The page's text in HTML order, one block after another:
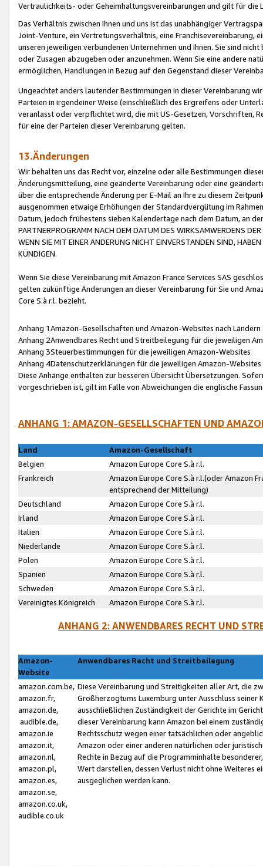
Vertraulichkeits- oder Geheimhaltungsvereinbarungen und gilt für die
Das Verhältnis zwischen Ihnen und uns ist das unabhängiger
Joint-Venture, ein Vertretungsverhältnis, eine Franchisevereinbarung,
unseren jeweiligen verbundenen Unternehmen und Ihnen. Sie sind
oder Zusagen abzugeben oder anzunehmen. Wenn Sie eine andere
ermöglichen, Handlungen in Bezug auf den Gegenstand dieser
Ungeachtet anders lautender Bestimmungen in dieser Vereinbarung
Parteien in irgendeiner Weise (einschließlich des Ergreifens oder
veranlasst oder verpflichtet wird, die mit US-Gesetzen, Vorschriften,
für eine der Parteien dieser Vereinbarung gelten.
13.Änderungen
Wir behalten uns das Recht vor, einzelne oder alle Bestimmungen
Änderungsmitteilung, eine geänderte Vereinbarung oder eine
über die entsprechende Änderung per E-Mail an Ihre zu diesem
ausgenommen etwaige Erhöhungen der Standardvergütung im
Datum, jedoch frühestens sieben Kalendertage nach dem Datum, an
PARTNERPROGRAMM NACH DEM DATUM DES WIRKSAMWERDENS
WENN SIE MIT EINER ÄNDERUNG NICHT EINVERSTANDEN SIND,
KÜNDIGEN.
Wenn Sie diese Vereinbarung mit Amazon France Services SAS
gelten zukünftige Änderungen an dieser Vereinbarung für Sie und
Core S.à r.l. bezieht.
Anhang 1Amazon-Gesellschaften und Amazon-Websites nach Ländern
Anhang 2Anwendbares Recht und Streitbeilegung für die jeweiligen
Anhang 3Steuerbestimmungen für die jeweiligen Amazon-Websites
Anhang 4Datenschutzerklärungen für die jeweiligen Amazon-Websites
Diese Anhänge enthalten zur besseren Übersicht Übersetzungen.
vorgeschrieben ist, gilt im Falle von Abweichungen die englische
ANHANG 1: AMAZON-GESELLSCHAFTEN UND
Land
Amazon-Gesellschaft
Belgien
Amazon Europe Core S.à r.l.
Frankreich
Amazon Europe Core S.à r.l.(oder Amazon
entsprechend der Mitteilung)
Deutschland
Amazon Europe Core S.à r.l.
Irland
Amazon Europe Core S.à r.l.
Italien
Amazon Europe Core S.à r.l.
Niederlande
Amazon Europe Core S.à r.l.
Polen
Amazon Europe Core S.à r.l.
Spanien
Amazon Europe Core S.à r.l.
Schweden
Amazon Europe Core S.à r.l.
Vereinigtes Königreich
Amazon Europe Core S.à r.l.
ANHANG 2: ANWENDBARES RECHT UND
Amazon-
Website
Anwendbares Recht und Streitbeilegung
amazon.com.be,
amazon.fr,
amazon.de,
audible.de,
amazon.ie
amazon.it,
amazon.nl,
amazon.pl,
amazon.es,
amazon.se,
amazon.co.uk,
audible.co.uk
Diese Vereinbarung und Streitigkeiten aller Art, die
Großherzogtums Luxemburg unter Ausschluss
ausschließlichen Zuständigkeit der Gerichte im
dieser Vereinbarung kann Amazon bei einem
Rechtsschutz wegen einer tatsächlichen oder
Amazon oder einer anderen natürlichen oder
Rechte in Bezug auf die Programminhalte
Wert darstellen, dessen Verlust nicht ohne Weiteres
ausgeglichen werden kann.